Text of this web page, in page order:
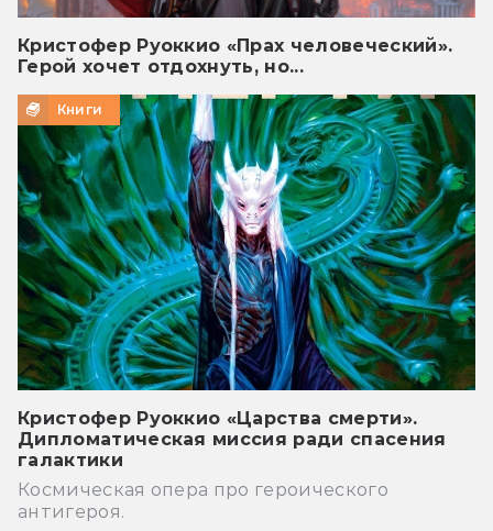
Кристофер Руоккио «Прах человеческий».
Герой хочет отдохнуть, но...
Книги
Кристофер Руоккио «Царства смерти».
Дипломатическая миссия ради спасения
галактики
Космическая опера про героического
антигероя.